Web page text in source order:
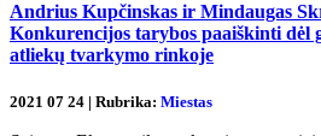
Andrius Kupčinskas ir Mindaugas
Konkurencijos tarybos paaiškinti dėl
atliekų tvarkymo rinkoje
2021 07 24 | Rubrika: Miestas